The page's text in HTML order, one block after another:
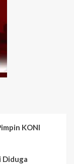
KONI
Diduga